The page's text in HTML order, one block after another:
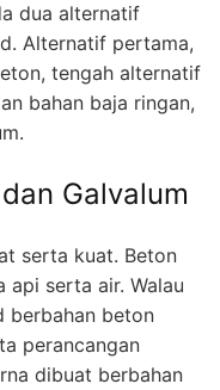
dua alternatif
Alternatif pertama,
tengah alternatif
bahan baja ringan,
Galvalum
serta kuat. Beton
api serta air. Walau
berbahan beton
perancangan
dibuat berbahan